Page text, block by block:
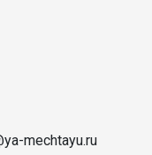
mechtayu.ru